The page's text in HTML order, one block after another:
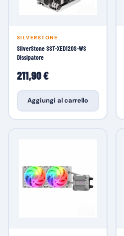
SILVERSTONE
SilverStone SST-XED120S-WS
Dissipatore
211,90 €
Aggiungi al carrello